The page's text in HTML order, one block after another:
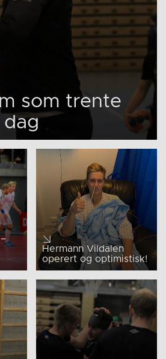
som trente
dag
Hermann Vildalen
operert og optimistisk!